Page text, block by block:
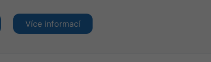
Více informací